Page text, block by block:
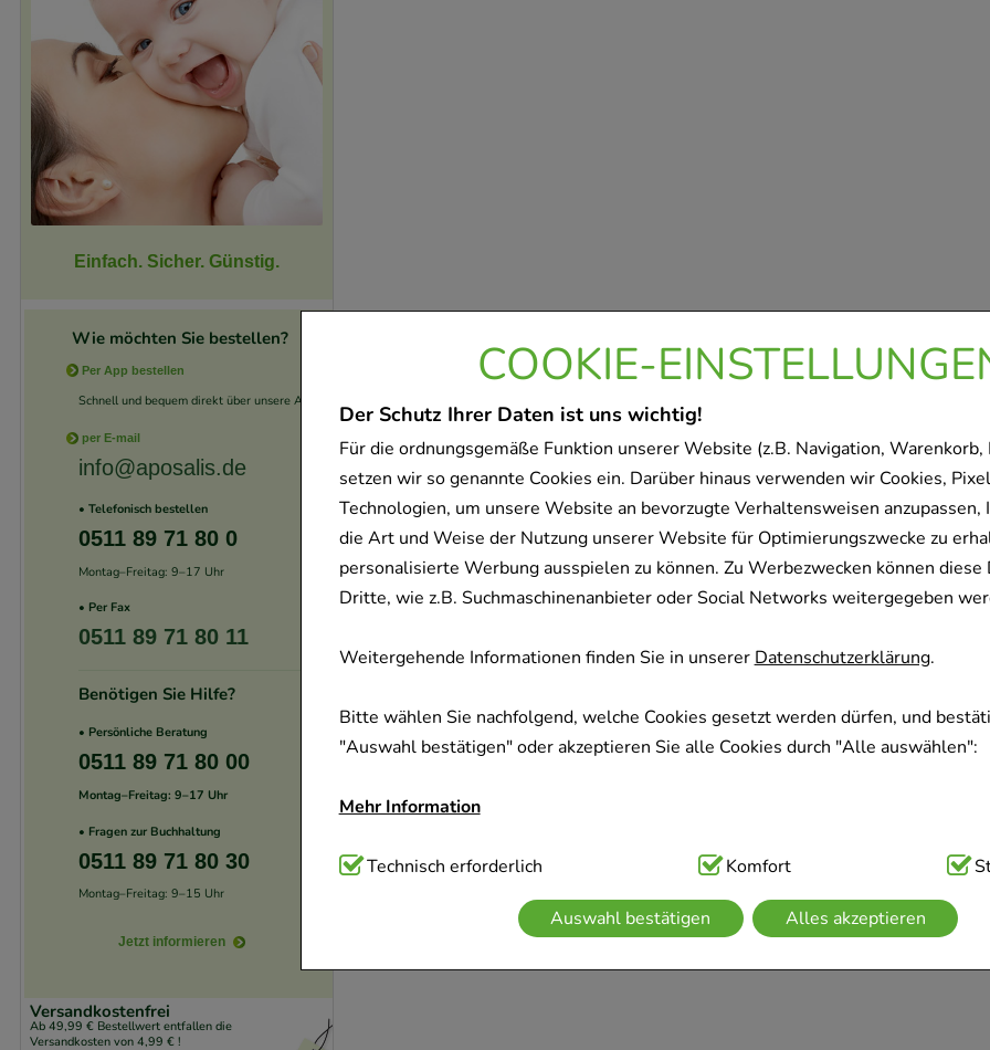
COOKIE-
Der Schutz Ihrer Daten ist uns wichtig!
Für die ordnungsgemäße Funktion unserer Website (z.B. Navigation, Warenkorb,
setzen wir so genannte Cookies ein. Darüber hinaus verwenden wir Cookies,
Technologien, um unsere Website an bevorzugte Verhaltensweisen anzupassen,
die Art und Weise der Nutzung unserer Website für Optimierungszwecke zu
personalisierte Werbung ausspielen zu können. Zu Werbezwecken können diese
Dritte, wie z.B. Suchmaschinenanbieter oder Social Networks weitergegeben
Weitergehende Informationen finden Sie in unsererDatenschutzerklärung.
Bitte wählen Sie nachfolgend, welche Cookies gesetzt werden dürfen, und
"Auswahl bestätigen" oder akzeptieren Sie alle Cookies durch "Alle auswählen":
Mehr Information
Technisch Notwendig:Hierbei handelt es sich um Cookies, die für die
Website notwendig sind (z.B. Navigation, Warenkorb, Kundenkonto), weshalb auf
verzichtet werden kann.
Technisch erforderlich Komfort
Auswahl bestätigen Alles akzeptieren
Einfach. Sicher. Günstig.
Wie möchten Sie bestellen?
Per App bestellen
Schnell und bequem direkt über unsere App.
per E-mail
info@aposalis.de
• Telefonisch bestellen
0511 89 71 80 0
Montag–Freitag: 9–17 Uhr
• Per Fax
0511 89 71 80 11
Benötigen Sie Hilfe?
• Persönliche Beratung
0511 89 71 80 00
Montag–Freitag: 9–17 Uhr
• Fragen zur Buchhaltung
0511 89 71 80 30
Montag–Freitag: 9–15 Uhr
Jetzt informieren
Versandkostenfrei
Ab 49,99 € Bestellwert entfallen die
Versandkosten von 4,99 € !